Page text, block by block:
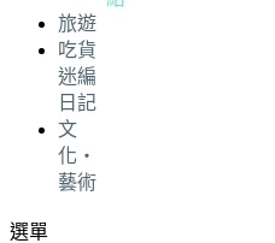
旅遊
吃貨
迷編
日記
文
化・
藝術
選單